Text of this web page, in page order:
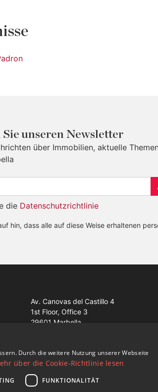
unseren Newsletter
über Immobilien, aktuelle
die Datenschutzrichtlinie
hin, dass alle auf diese Weise erhaltenen
Av. Canovas del Castillo 4
1st Floor, Office 3
29601 Marbella
Frank ·
Durch die weitere Nutzung unserer Webseite
über die Cookie-Richtlinie lesen
FUNKTIONALITÄT